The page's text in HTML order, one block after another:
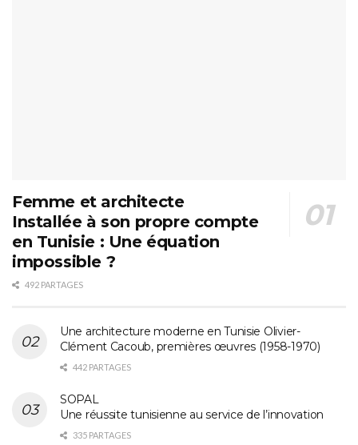
Femme et architecte
Installée à son propre compte
en Tunisie : Une équation
impossible ?
492 PARTAGES
Une architecture moderne en Tunisie Olivier-
Clément Cacoub, premières œuvres (1958-1970)
442 PARTAGES
SOPAL
Une réussite tunisienne au service de l’innovation
335 PARTAGES